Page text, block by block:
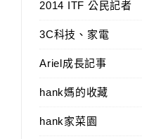
2014 ITF 公民記者
3C科技、家電
Ariel成長記事
hank媽的收藏
hank家菜園